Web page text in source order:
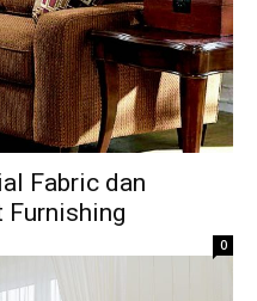
Fabric dan
Furnishing
0